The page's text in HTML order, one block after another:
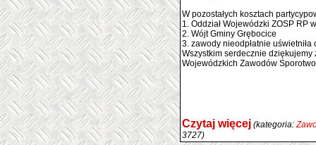
W pozostałych kosztach
1. Oddział Wojewódzki ZOSP RP
2. Wójt Gminy Grębocice
3. zawody nieodpłatnie
Wszystkim serdecznie
Wojewódzkich Zawodów
Czytaj więcej (kategoria:
3727)